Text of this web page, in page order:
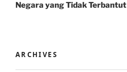
Negara yang Tidak Terbantut
ARCHIVES